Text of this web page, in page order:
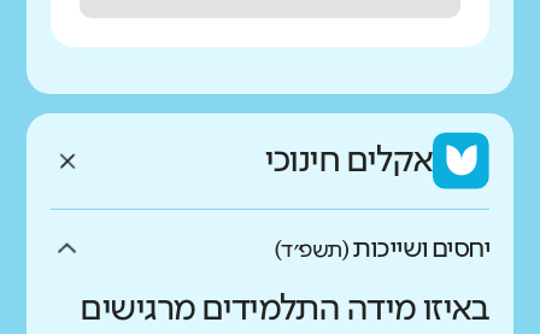
אקלים חינוכי
יחסים ושייכות(תשפ״ד)
באיזו מידה התלמידים מרגישים